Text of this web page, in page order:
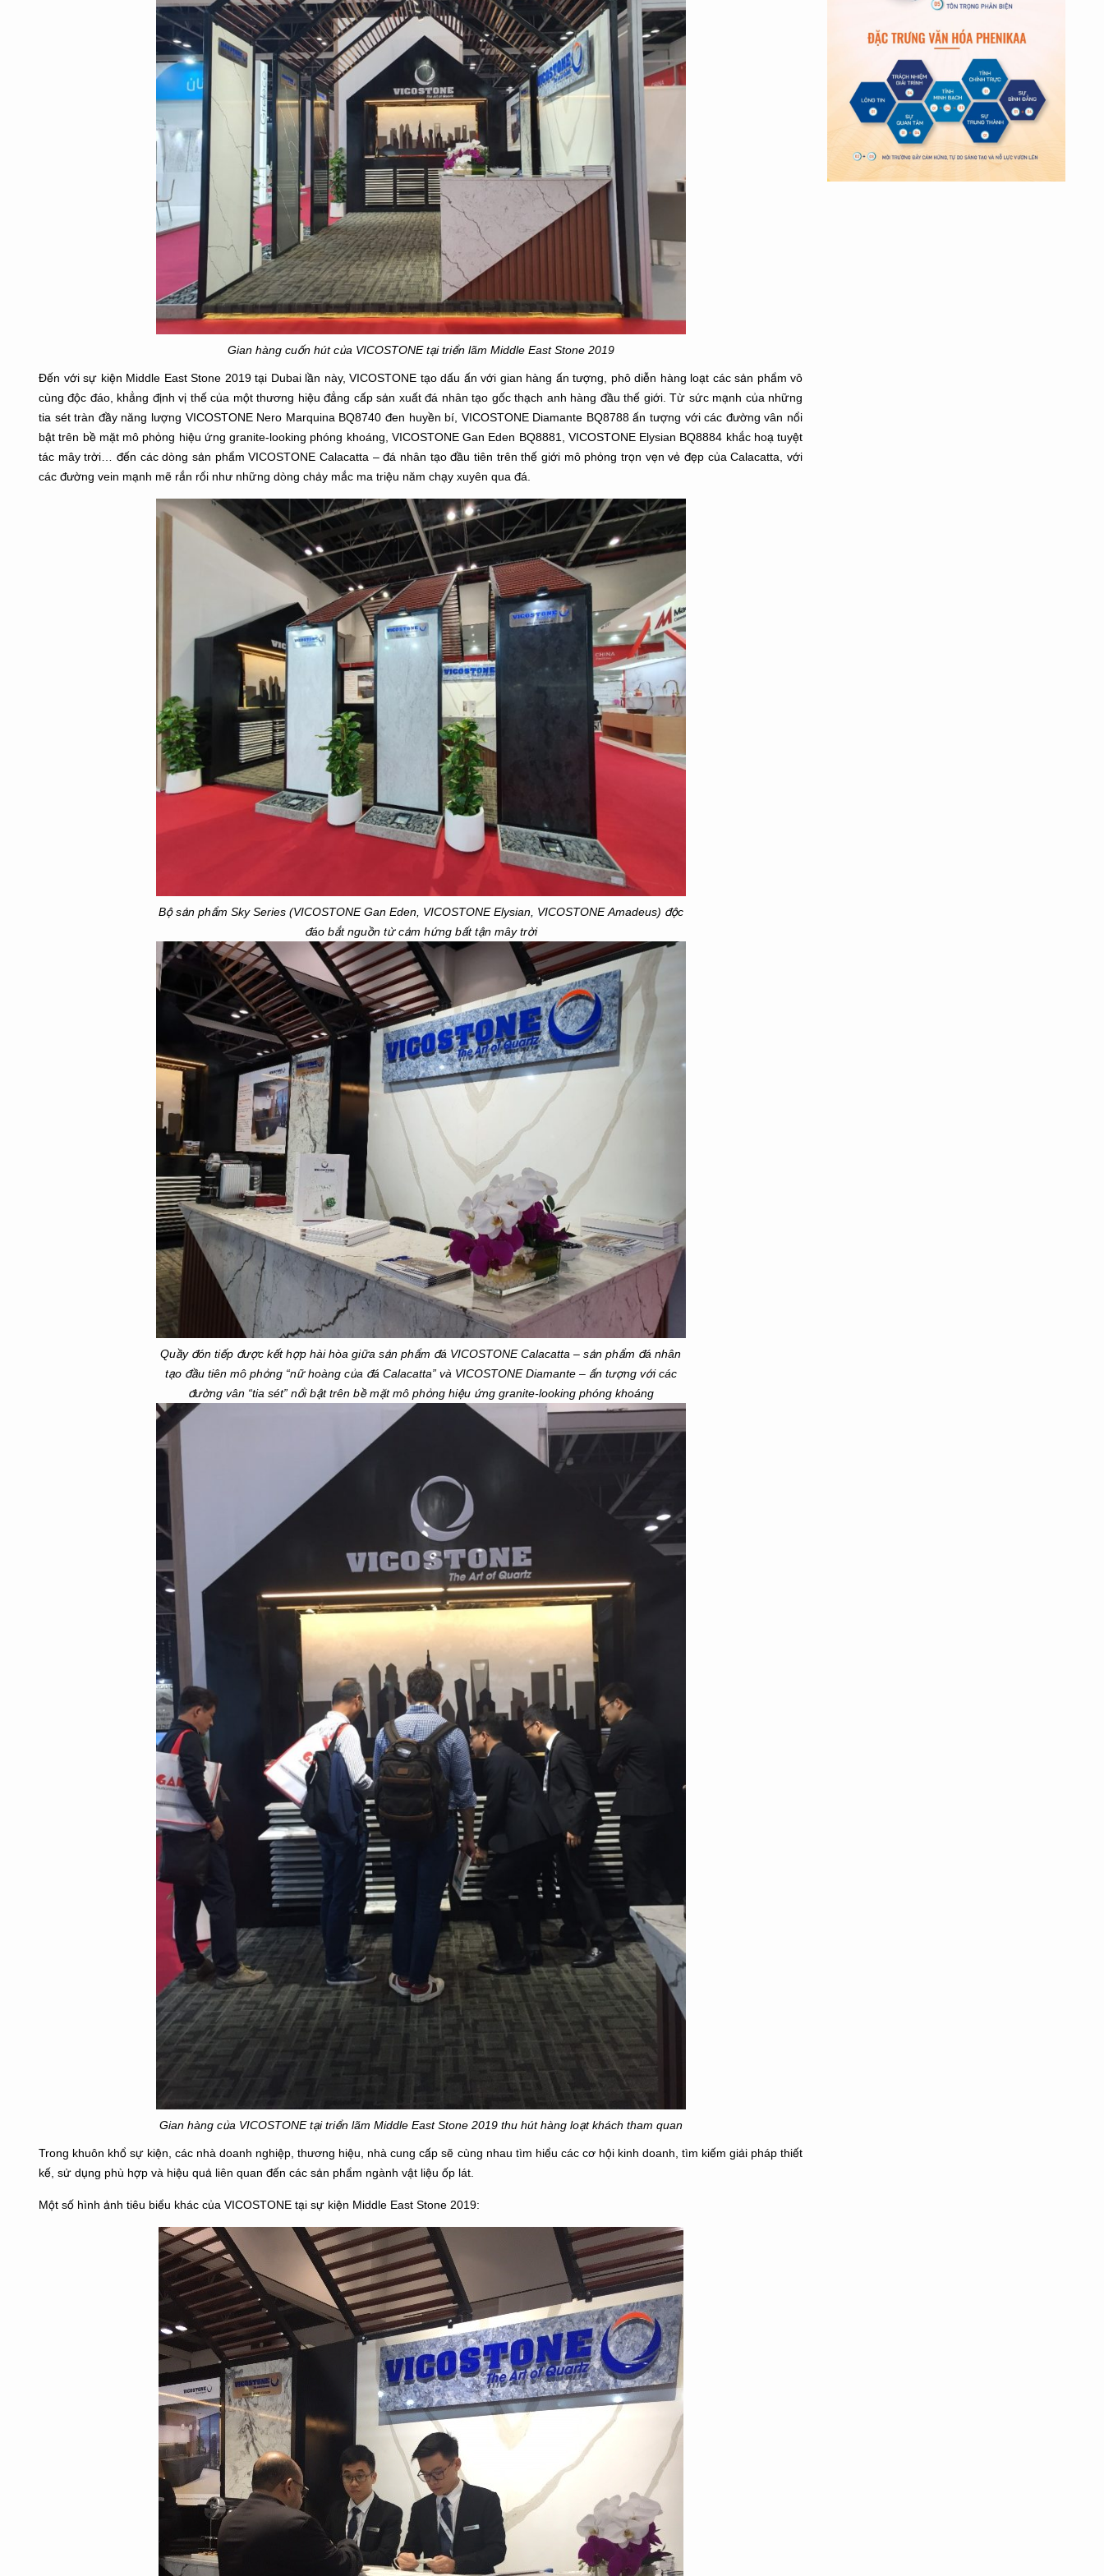
Gian hàng cuốn hút của VICOSTONE tại triển lãm Middle East Stone 2019
Đến với sự kiện Middle East Stone 2019 tại Dubai lần này, VICOSTONE tạo dấu ấn với gian hàng ấn tượng, phô diễn hàng loạt các sản phẩm vô
cùng độc đáo, khẳng định vị thế của một thương hiệu đẳng cấp sản xuất đá nhân tạo gốc thạch anh hàng đầu thế giới. Từ sức mạnh của những
tia sét tràn đầy năng lượng VICOSTONE Nero Marquina BQ8740 đen huyền bí, VICOSTONE Diamante BQ8788 ấn tượng với các đường vân nổi
bật trên bề mặt mô phỏng hiệu ứng granite-looking phóng khoáng, VICOSTONE Gan Eden BQ8881, VICOSTONE Elysian BQ8884 khắc hoạ tuyệt
tác mây trời… đến các dòng sản phẩm VICOSTONE Calacatta – đá nhân tạo đầu tiên trên thế giới mô phỏng trọn vẹn vẻ đẹp của Calacatta, với
các đường vein mạnh mẽ rắn rổi như những dòng chảy mắc ma triệu năm chạy xuyên qua đá.
Bộ sản phẩm Sky Series (VICOSTONE Gan Eden, VICOSTONE Elysian, VICOSTONE Amadeus) độc
đáo bắt nguồn từ cảm hứng bất tận mây trời
Quầy đón tiếp được kết hợp hài hòa giữa sản phẩm đá VICOSTONE Calacatta – sản phẩm đá nhân
tạo đầu tiên mô phỏng “nữ hoàng của đá Calacatta” và VICOSTONE Diamante – ấn tượng với các
đường vân “tia sét” nổi bật trên bề mặt mô phỏng hiệu ứng granite-looking phóng khoáng
Gian hàng của VICOSTONE tại triển lãm Middle East Stone 2019 thu hút hàng loạt khách tham quan
Trong khuôn khổ sự kiện, các nhà doanh nghiệp, thương hiệu, nhà cung cấp sẽ cùng nhau tìm hiểu các cơ hội kinh doanh, tìm kiếm giải pháp thiết
kế, sử dụng phù hợp và hiệu quả liên quan đến các sản phẩm ngành vật liệu ốp lát.
Một số hình ảnh tiêu biểu khác của VICOSTONE tại sự kiện Middle East Stone 2019: